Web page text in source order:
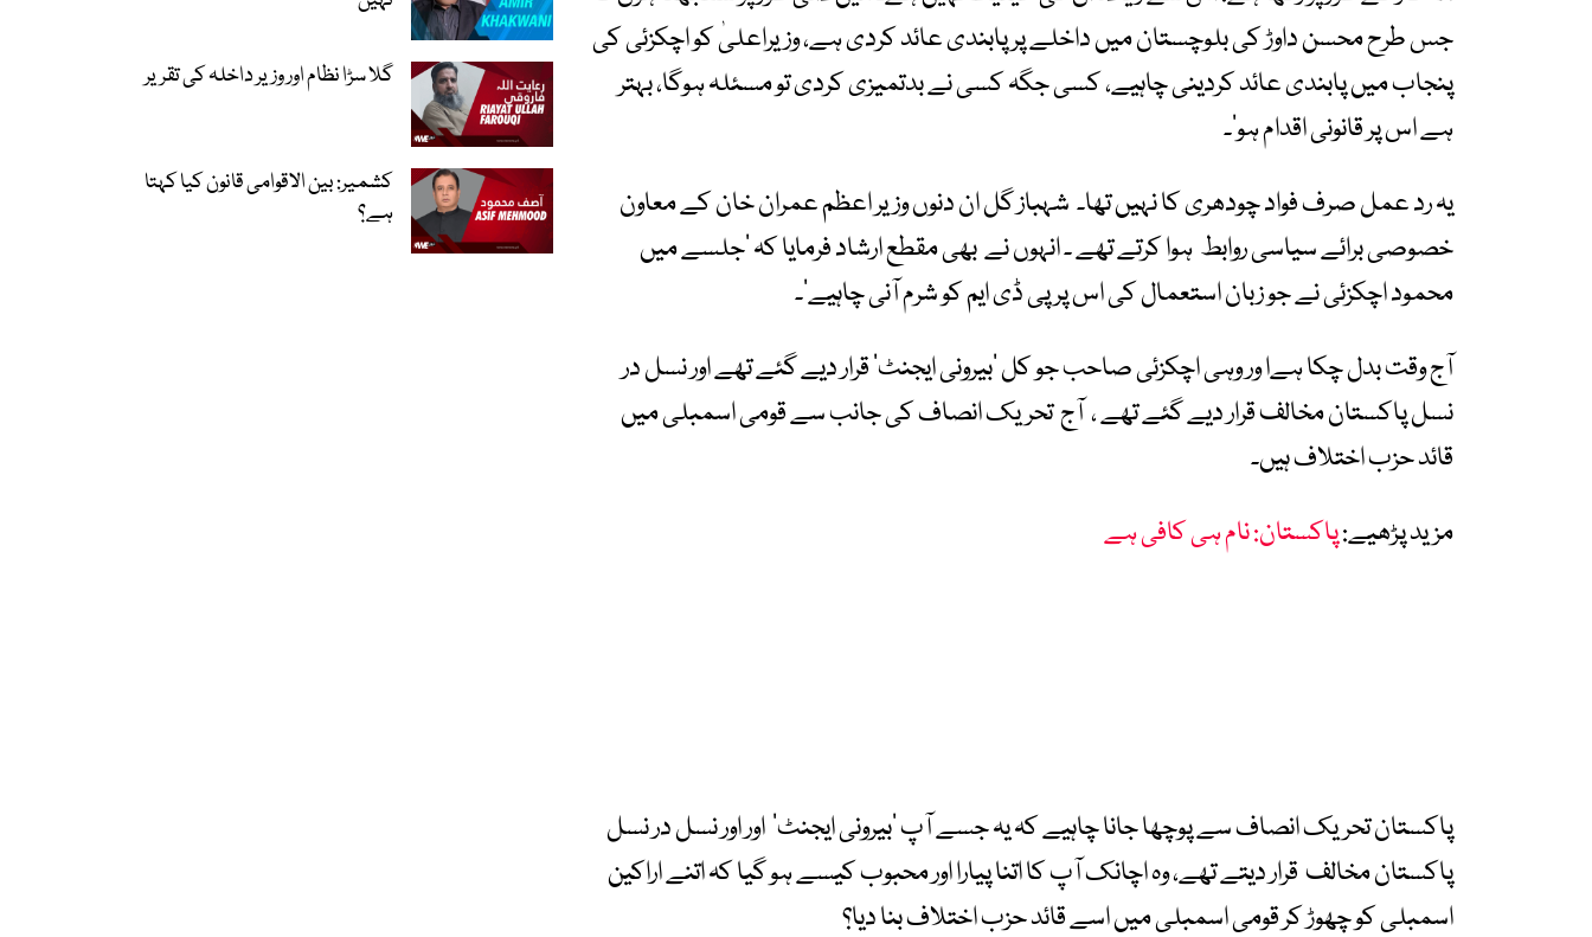
جس طرح محسن داوڑ کی بلوچستان میں داخلے پر پابندی عائد کردی ہے، وزیراعلیٰ کو اچکزئی کی
پنجاب میں پابندی عائد کردینی چاہیے، کسی جگہ کسی نے بدتمیزی کردی تو مسئلہ ہوگا، بہتر
ہے اس پر قانونی اقدام ہو‘۔
یہ رد عمل صرف فواد چودھری کا نہیں تھا۔ شہباز گل ان دنوں وزیر اعظم عمران خان کے معاون
خصوصی برائے سیاسی روابط ہوا کرتے تھے ۔ انہوں نے بھی مقطع ارشاد فرمایا کہ ’جلسے میں
محمود اچکزئی نے جو زبان استعمال کی اس پر پی ڈی ایم کو شرم آنی چاہیے‘۔
آج وقت بدل چکا ہےا ور وہی اچکزئی صاحب جو کل ’بیرونی ایجنٹ‘ قرار دیے گئے تھے اور نسل در
نسل پاکستان مخالف قرار دیے گئے تھے ، آج تحریک انصاف کی جانب سے قومی اسمبلی میں
قائد حزب اختلاف ہیں۔
مزید پڑھیے:پاکستان: نام ہی کافی ہے
پاکستان تحریک انصاف سے پوچھا جانا چاہیے کہ یہ جسے آپ ’بیرونی ایجنٹ‘ اور اور نسل در نسل
پاکستان مخالف قرار دیتے تھے، وہ اچانک آپ کا اتنا پیارا اور محبوب کیسے ہو گیا کہ اتنے اراکین
اسمبلی کو چھوڑ کر قومی اسمبلی میں اسے قائد حزب اختلاف بنا دیا؟
گلا سڑا نظام اور وزیر داخلہ کی تقریر
کشمیر: بین الاقوامی قانون کیا کہتا
ہے؟